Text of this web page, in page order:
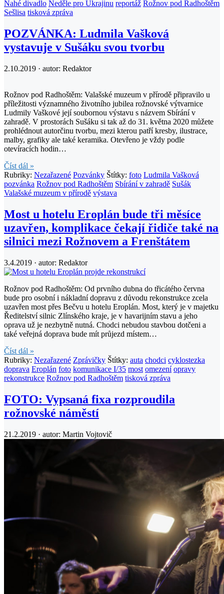
Nahé divadlo Neděle pro Ukrajinu reportáž Rožnov pod Radhoštěm
Sešlisa tisková zpráva
POZVÁNKA: Ludmila Vašková
vystavuje v Sušáku svou tvorbu
2.10.2019 · autor: Redaktor
Rožnov pod Radhoštěm: Valašské muzeum v přírodě připravilo u
příležitosti významného životního jubilea rožnovské výtvarnice
Ludmily Vaškové její soubornou výstavu s názvem Sbírání v
zahradě. V prostorách Sušáku si tak až do 31. května 2020 můžete
prohlédnout autorčinu tvorbu, mezi kterou patří kresby, ilustrace,
malby, grafiky ale také keramika. Otevřeno je vždy podle
otevíracích hodin…
Číst dál »
Rubriky: Nezařazené Pozvánky Štítky: foto Ludmila Vašková
pozvánka Rožnov pod Radhoštěm Sbírání v zahradě Sušák
Valašské muzeum v přírodě výstava
Most u hotelu Eroplán bude tři měsíce
uzavřen, komplikace čekají řidiče také na
silnici mezi Rožnovem a Frenštátem
3.4.2019 · autor: Redaktor
Rožnov pod Radhoštěm: Od prvního dubna do třicátého června
bude pro osobní i nákladní dopravu z důvodu rekonstrukce zcela
uzavřen most přes Bečvu u hotelu Eroplán. Most, který je v majetku
Ředitelství silnic Zlínského kraje, je v havarijním stavu a jeho
oprava už je nezbytně nutná. Chodci nebudou stavbou dotčeni a
také veřejná doprava bude mít průjezd místem…
Číst dál »
Rubriky: Nezařazené Zprávičky Štítky: auta chodci cyklostezka
doprava Eroplán foto komunikace I/35 most omezení opravy
rekonstrukce Rožnov pod Radhoštěm tisková zpráva
FOTO: Vypsaná fixa rozproudila
rožnovské náměstí
21.2.2019 · autor: Martin Vojtovič